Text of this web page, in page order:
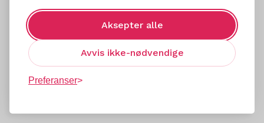
Aksepter alle
Avvis ikke-nødvendige
Preferanser